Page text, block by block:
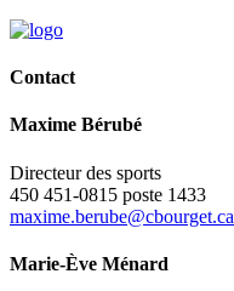
Contact
Maxime Bérubé
Directeur des sports
450 451-0815 poste 1433
maxime.berube@cbourget.ca
Marie-Ève Ménard